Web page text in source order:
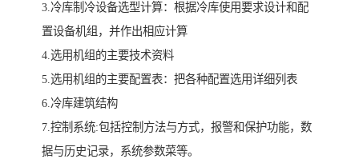
3.冷库制冷设备选型计算：根据冷库使用要求设计和配
置设备机组，并作出相应计算
4.选用机组的主要技术资料
5.选用机组的主要配置表：把各种配置选用详细列表
6.冷库建筑结构
7.控制系统:包括控制方法与方式，报警和保护功能，数
据与历史记录，系统参数菜等。